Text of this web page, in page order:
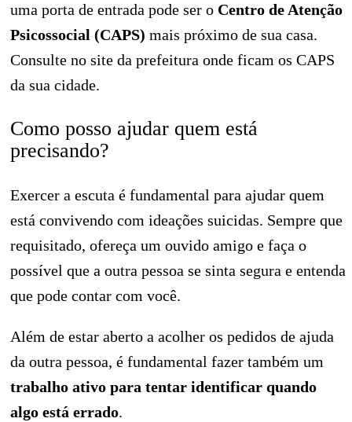
uma porta de entrada pode ser o Centro de Atenção
Psicossocial (CAPS) mais próximo de sua casa.
Consulte no site da prefeitura onde ficam os CAPS
da sua cidade.
Como posso ajudar quem está
precisando?
Exercer a escuta é fundamental para ajudar quem
está convivendo com ideações suicidas. Sempre que
requisitado, ofereça um ouvido amigo e faça o
possível que a outra pessoa se sinta segura e entenda
que pode contar com você.
Além de estar aberto a acolher os pedidos de ajuda
da outra pessoa, é fundamental fazer também um
trabalho ativo para tentar identificar quando
algo está errado.